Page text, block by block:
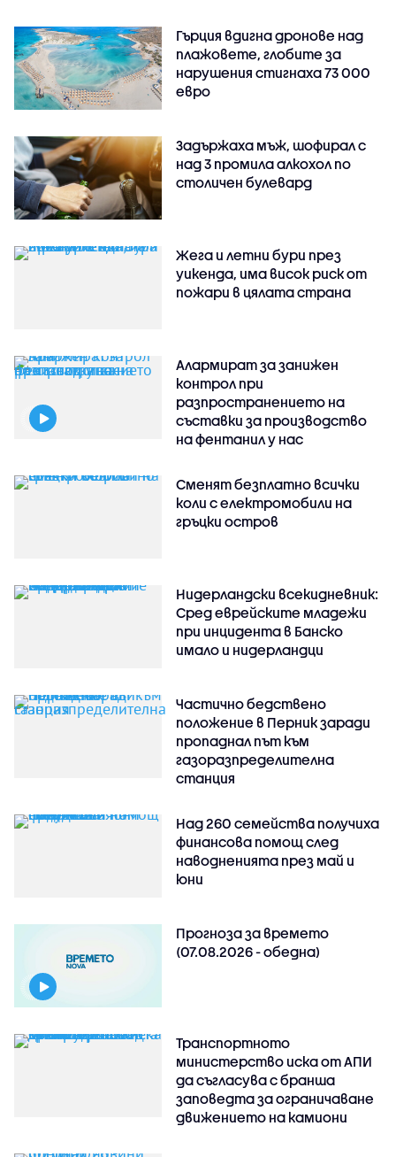
Гърция вдигна дронове над
плажовете, глобите за
нарушения стигнаха 73 000
евро
Задържаха мъж, шофирал с
над 3 промила алкохол по
столичен булевард
Жега и летни бури през
уикенда, има висок риск от
пожари в цялата страна
Алармират за занижен
контрол при
разпространението на
съставки за производство
на фентанил у нас
Сменят безплатно всички
коли с електромобили на
гръцки остров
Нидерландски всекидневник:
Сред еврейските младежи
при инцидента в Банско
имало и нидерландци
Частично бедствено
положение в Перник заради
пропаднал път към
газоразпределителна
станция
Над 260 семейства получиха
финансова помощ след
наводненията през май и
юни
Прогноза за времето
(07.08.2026 - обедна)
Транспортното
министерство иска от АПИ
да съгласува с бранша
заповедта за ограничаване
движението на камиони